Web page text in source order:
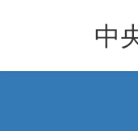
中